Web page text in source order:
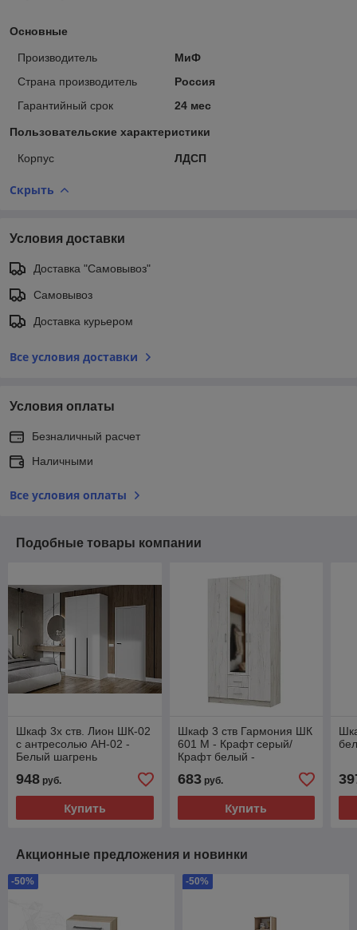
Основные
Производитель
МиФ
Страна производитель
Россия
Гарантийный срок
24 мес
Пользовательские характеристики
Корпус ЛДСП
Скрыть
Условия доставки
Доставка "Самовывоз"
Самовывоз
Доставка курьером
Все условия доставки
Условия оплаты
Безналичный расчет
Наличными
Все условия оплаты
Подобные товары компании
Шкаф 3х ств. Лион ШК-02
с антресолью АН-02 -
Белый шагрень
948 руб.
Купить
Шкаф 3 ств Гармония ШК
601 М - Крафт серый/
Крафт белый -
683руб.
Купить
Акционные предложения и новинки
-50% -50%